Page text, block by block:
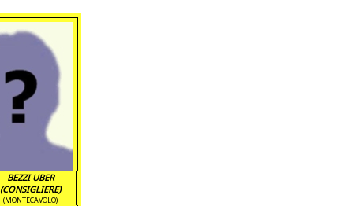
BEZZI UBER
(CONSIGLIERE)
(MONTECAVOLO)